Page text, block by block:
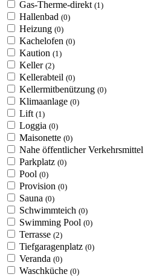
Gas-Therme-direkt (1)
Hallenbad (0)
Heizung (0)
Kachelofen (0)
Kaution (1)
Keller (2)
Kellerabteil (0)
Kellermitbenützung (0)
Klimaanlage (0)
Lift (1)
Loggia (0)
Maisonette (0)
Nahe öffentlicher Verkehrsmittel
Parkplatz (0)
Pool (0)
Provision (0)
Sauna (0)
Schwimmteich (0)
Swimming Pool (0)
Terrasse (2)
Tiefgaragenplatz (0)
Veranda (0)
Waschküche (0)